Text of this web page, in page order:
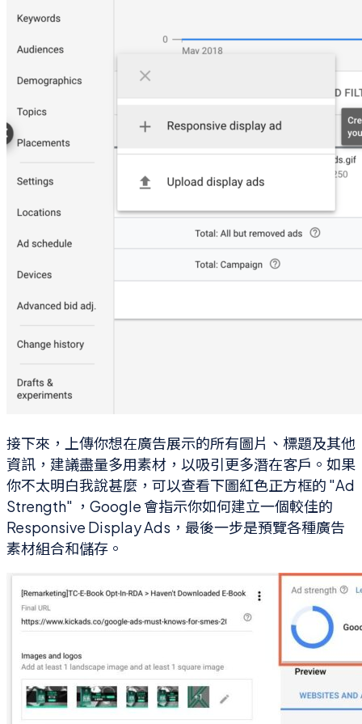
接下來，上傳你想在廣告展示的所有圖片、標題及其他
資訊，建議盡量多用素材，以吸引更多潛在客戶。如果
你不太明白我說甚麼，可以查看下圖紅色正方框的 "Ad
Strength" ，Google 會指示你如何建立一個較佳的
Responsive Display Ads，最後一步是預覽各種廣告
素材組合和儲存。